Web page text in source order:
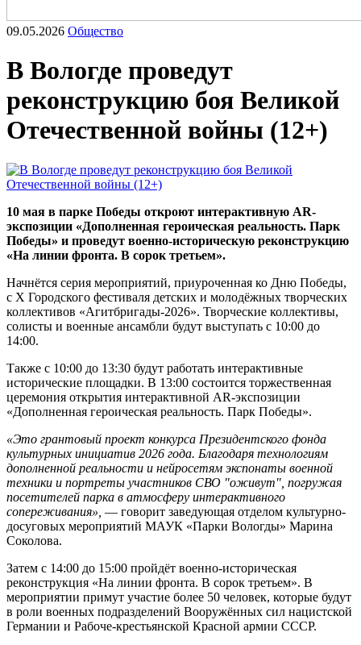
09.05.2026 Общество
В Вологде проведут
реконструкцию боя Великой
Отечественной войны (12+)
10 мая в парке Победы откроют интерактивную AR-
экспозиции «Дополненная героическая реальность. Парк
Победы» и проведут военно-историческую реконструкцию
«На линии фронта. В сорок третьем».
Начнётся серия мероприятий, приуроченная ко Дню Победы,
с X Городского фестиваля детских и молодёжных творческих
коллективов «Агитбригады-2026». Творческие коллективы,
солисты и военные ансамбли будут выступать с 10:00 до
14:00.
Также с 10:00 до 13:30 будут работать интерактивные
исторические площадки. В 13:00 состоится торжественная
церемония открытия интерактивной AR-экспозиции
«Дополненная героическая реальность. Парк Победы».
«Это грантовый проект конкурса Президентского фонда
культурных инициатив 2026 года. Благодаря технологиям
дополненной реальности и нейросетям экспонаты военной
техники и портреты участников СВО "оживут", погружая
посетителей парка в атмосферу интерактивного
сопереживания», — говорит заведующая отделом культурно-
досуговых мероприятий МАУК «Парки Вологды» Марина
Соколова.
Затем с 14:00 до 15:00 пройдёт военно-историческая
реконструкция «На линии фронта. В сорок третьем». В
мероприятии примут участие более 50 человек, которые будут
в роли военных подразделений Вооружённых сил нацистской
Германии и Рабоче-крестьянской Красной армии СССР.